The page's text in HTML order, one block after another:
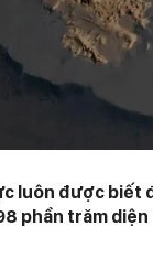
luôn được
phần trăm